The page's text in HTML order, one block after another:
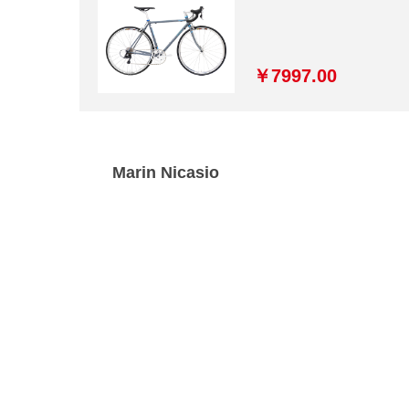
￥7997.00
Marin Nicasio